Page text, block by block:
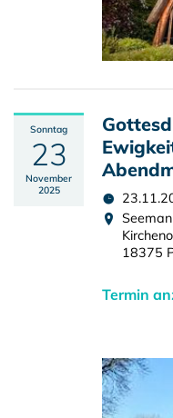
Sonntag
23
November
2025
18375
Termin